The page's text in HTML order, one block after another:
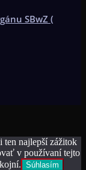
SBwZ (
ten najlepší zážitok
v používaní tejto
Súhlasím